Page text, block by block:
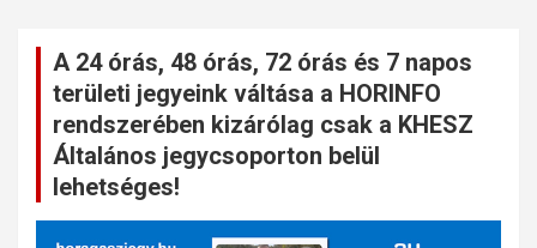
A 24 órás, 48 órás, 72 órás és 7 napos
területi jegyeink váltása a HORINFO
rendszerében kizárólag csak a KHESZ
Általános jegycsoporton belül
lehetséges!